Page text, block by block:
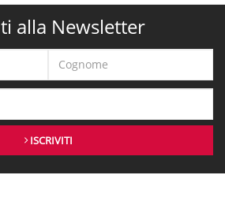
alla Newsletter
ISCRIVITI